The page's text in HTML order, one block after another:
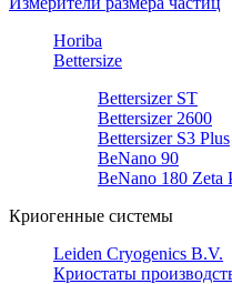
Horiba
Bettersize
Bettersizer ST
Bettersizer 2600
Bettersizer S3 Plus
BeNano 90
BeNano 180 Zeta
Криогенные системы
Leiden Cryogenics B.V.
Криостаты